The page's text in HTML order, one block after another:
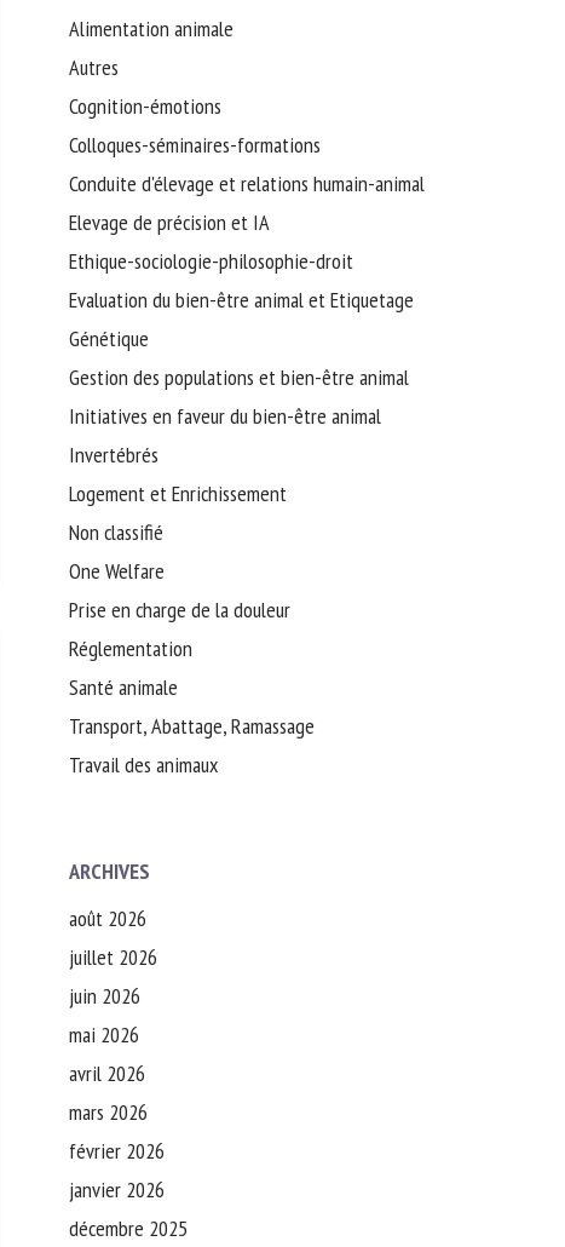
Alimentation animale
Autres
Cognition-émotions
Colloques-séminaires-formations
Conduite d'élevage et relations humain-animal
Elevage de précision et IA
Ethique-sociologie-philosophie-droit
Evaluation du bien-être animal et Etiquetage
Génétique
Gestion des populations et bien-être animal
Initiatives en faveur du bien-être animal
Invertébrés
Logement et Enrichissement
Non classifié
One Welfare
Prise en charge de la douleur
Réglementation
Santé animale
Transport, Abattage, Ramassage
Travail des animaux
ARCHIVES
août 2026
juillet 2026
juin 2026
mai 2026
avril 2026
mars 2026
février 2026
janvier 2026
décembre 2025